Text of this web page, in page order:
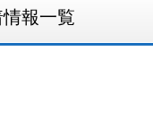
報一覧